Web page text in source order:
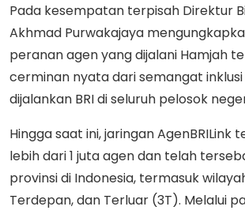
Pada kesempatan terpisah Direktur
Akhmad Purwakajaya
peranan agen yang dijalani Hamjah
cerminan nyata dari semangat
dijalankan BRI di seluruh pelosok
Hingga saat ini, jaringan AgenBRILink
lebih dari 1 juta agen dan telah
provinsi di Indonesia, termasuk
Terdepan, dan Terluar (3T). Melalui